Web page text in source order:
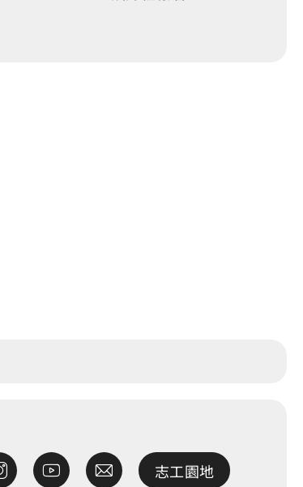
志工園地